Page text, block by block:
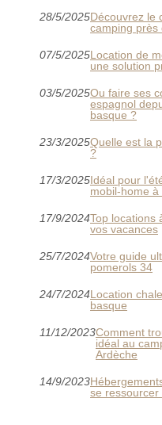
28/5/2025Découvrez le
camping près
07/5/2025Location de
une solution
03/5/2025Ou faire ses
espagnol
basque ?
23/3/2025Quelle est la
?
17/3/2025Idéal pour
mobil-home
17/9/2024Top locations
vos vacances
25/7/2024Votre guide
pomerols 34
24/7/2024Location
basque
11/12/2023Comment
idéal au
Ardèche
14/9/2023
se ressourcer